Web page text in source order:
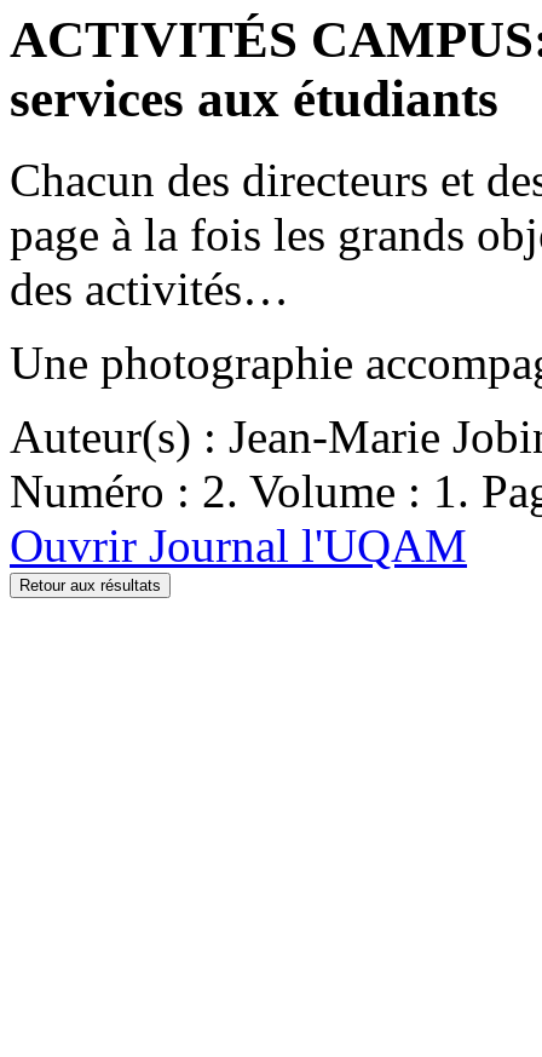
ACTIVITÉS
services aux étudiants
Chacun des directeurs et
page à la fois les grands
des activités…
Une photographie
Auteur(s) : Jean-Marie
Numéro : 2. Volume : 1.
Ouvrir Journal l'UQAM
Retour aux résultats